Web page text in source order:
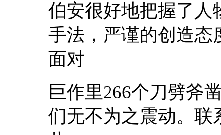
伯安很好地把握了人
手法，严谨的创造态
面对
巨作里266个刀劈斧
们无不为之震动。联